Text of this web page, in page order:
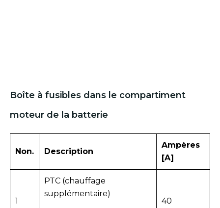
Boîte à fusibles dans le compartiment
moteur de la batterie
Non. Description
Ampères
[A]
1
PTC (chauffage
supplémentaire)
40